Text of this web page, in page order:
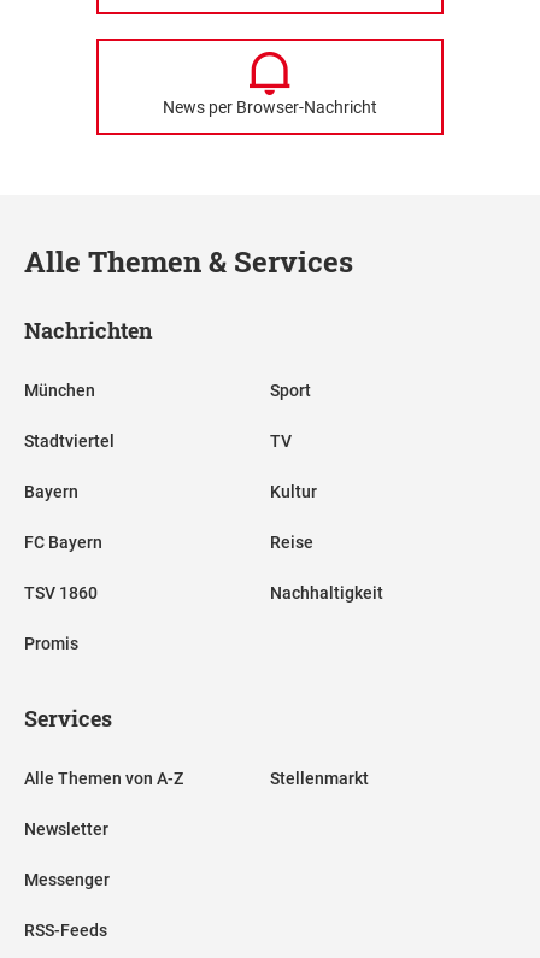
News per Browser-Nachricht
Alle Themen & Services
Nachrichten
München
Stadtviertel
Bayern
FC Bayern
TSV 1860
Promis
Sport
TV
Kultur
Reise
Nachhaltigkeit
Services
Alle Themen von A-Z
Newsletter
Messenger
RSS-Feeds
Stellenmarkt